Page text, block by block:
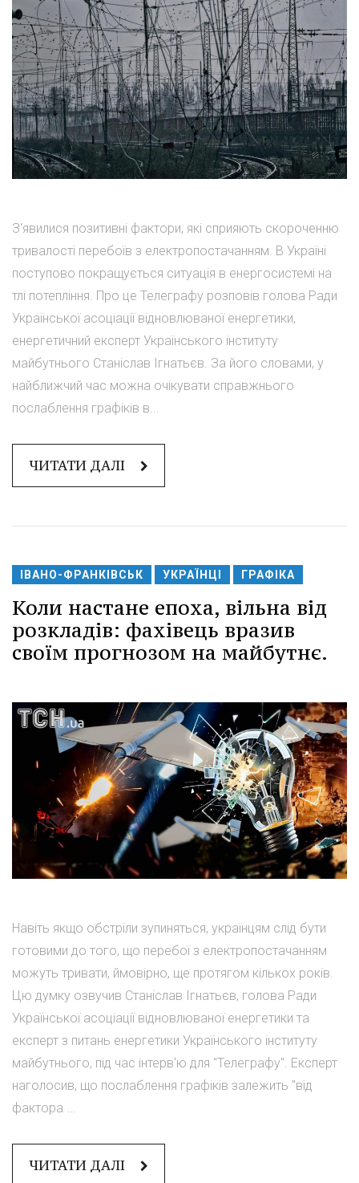
З'явилися позитивні фактори, які сприяють скороченню
тривалості перебоїв з електропостачанням. В Україні
поступово покращується ситуація в енергосистемі на
тлі потепління. Про це Телеграфу розповів голова Ради
Української асоціації відновлюваної енергетики,
енергетичний експерт Українського інституту
майбутнього Станіслав Ігнатьєв. За його словами, у
найближчий час можна очікувати справжнього
послаблення графіків в...
ЧИТАТИ ДАЛІ
ІВАНО-ФРАНКІВСЬК УКРАЇНЦІ ГРАФІКА
Коли настане епоха, вільна від
розкладів: фахівець вразив
своїм прогнозом на майбутнє.
Навіть якщо обстріли зупиняться, українцям слід бути
готовими до того, що перебої з електропостачанням
можуть тривати, ймовірно, ще протягом кількох років.
Цю думку озвучив Станіслав Ігнатьєв, голова Ради
Української асоціації відновлюваної енергетики та
експерт з питань енергетики Українського інституту
майбутнього, під час інтерв'ю для "Телеграфу". Експерт
наголосив, що послаблення графіків залежить "від
фактора ...
ЧИТАТИ ДАЛІ